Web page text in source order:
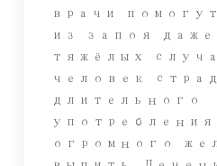
врачи
из запоя даже
тяжёлых
человек
длительного
употребления
огромного